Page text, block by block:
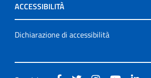
ACCESSIBILITÀ
Dichiarazione di accessibilità